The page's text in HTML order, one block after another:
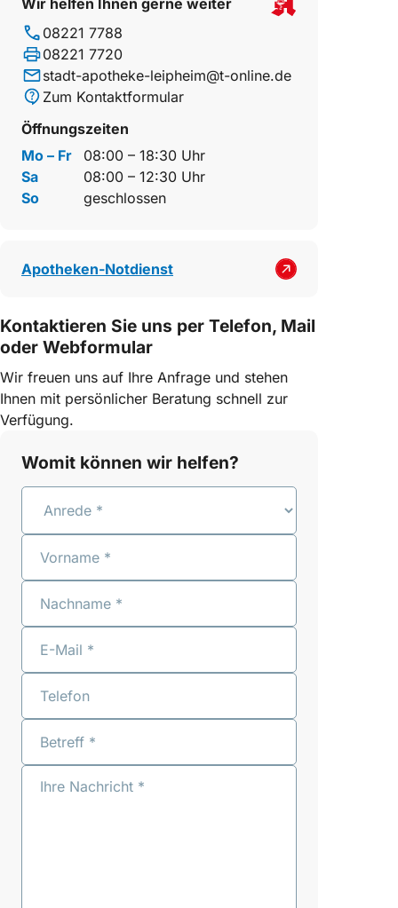
Wir helfen Ihnen gerne weiter
08221 7788
08221 7720
stadt-apotheke-leipheim@t-online.de
Zum Kontaktformular
Öffnungszeiten
Mo – Fr
08:00 – 18:30 Uhr
Sa
08:00 – 12:30 Uhr
So
geschlossen
Apotheken-Notdienst
Kontaktieren Sie uns per Telefon, Mail
oder Webformular
Wir freuen uns auf Ihre Anfrage und stehen
Ihnen mit persönlicher Beratung schnell zur
Verfügung.
Womit können wir helfen?